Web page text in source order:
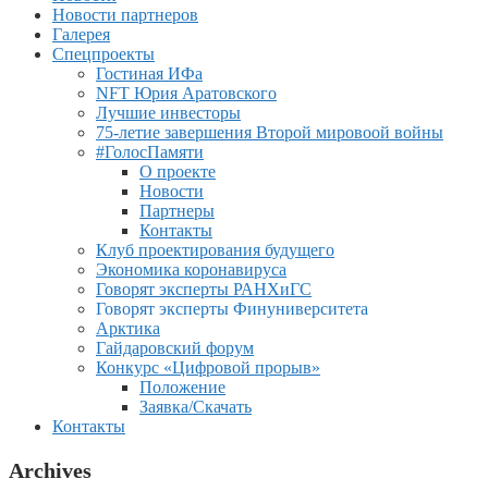
Новости партнеров
Галерея
Спецпроекты
Гостиная ИФа
NFT Юрия Аратовского
Лучшие инвесторы
75-летие завершения Второй мировоой войны
#ГолосПамяти
О проекте
Новости
Партнеры
Контакты
Клуб проектирования будущего
Экономика коронавируса
Говорят эксперты РАНХиГС
Говорят эксперты Финуниверситета
Арктика
Гайдаровский форум
Конкурс «Цифровой прорыв»
Положение
Заявка/Скачать
Контакты
Archives